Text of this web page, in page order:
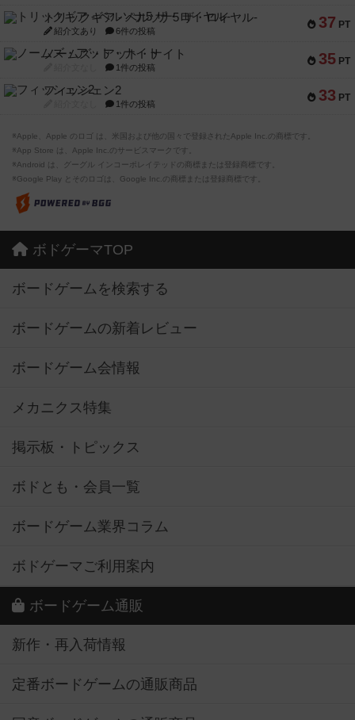
37 PT
トリックギア - ペルソナ5 ザ・ロイヤル-
紹介文あり 6件の投稿
35 PT
ノームズ・アット・ナイト
1件の投稿
33 PT
フィッシェン2
1件の投稿
※Apple、Apple のロゴ は、米国および他の国々で登録されたApple Inc.の商標です。
※App Store は、Apple Inc.のサービスマークです。
※Android は、グーグル インコーポレイテッドの商標または登録商標です。
※Google Play とそのロゴは、Google Inc.の商標または登録商標です。
ボドゲーマTOP
ボードゲームを検索する
ボードゲームの新着レビュー
ボードゲーム会情報
メカニクス特集
掲示板・トピックス
ボドとも・会員一覧
ボードゲーム業界コラム
ボドゲーマご利用案内
ボードゲーム通販
新作・再入荷情報
定番ボードゲームの通販商品